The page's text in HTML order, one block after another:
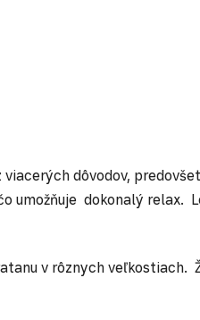
dôvodov,
umožňuje dokonalý relax.
v rôznych veľkostiach.